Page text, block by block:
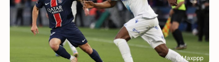
@Maxppp